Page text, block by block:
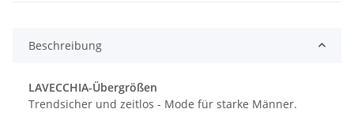
Beschreibung
LAVECCHIA-Übergrößen
Trendsicher und zeitlos - Mode für starke Männer.